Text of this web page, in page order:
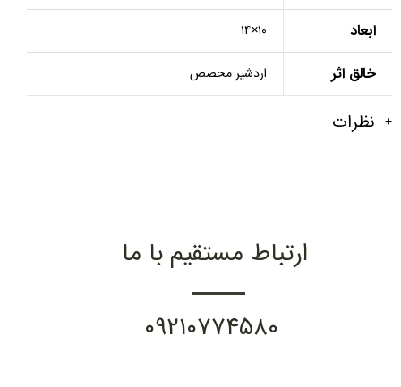
ابعاد ۱۰×۱۴
خالق اثر اردشیر محصص
نظرات
ارتباط مستقیم با ما
۰۹۲۱۰۷۷۴۵۸۰